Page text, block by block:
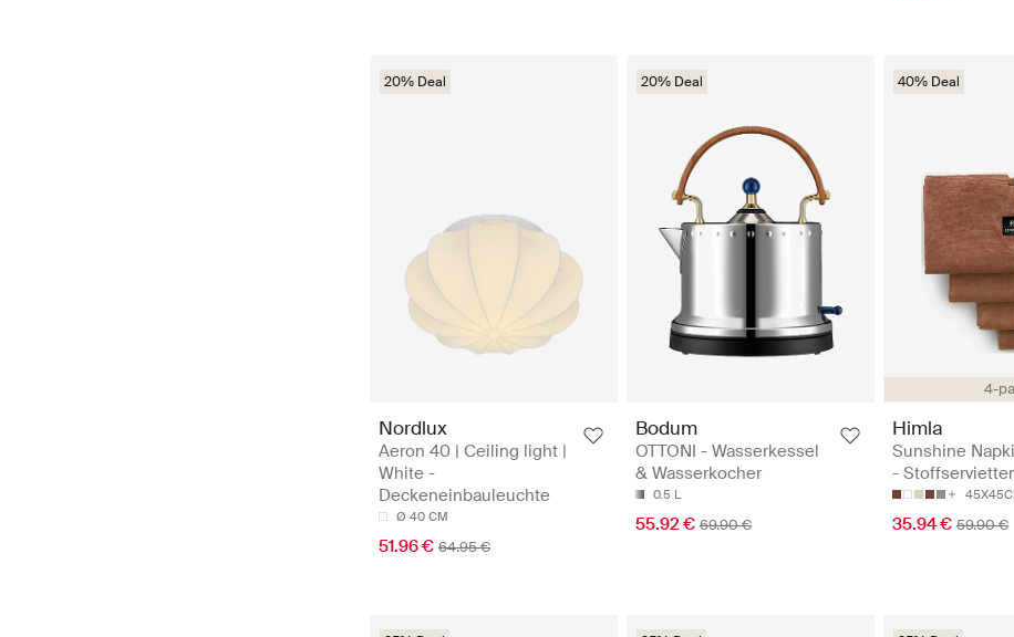
20% Deal
Nordlux
Aeron 40 | Ceiling light |
White -
Deckeneinbauleuchte
Ø 40 CM
51.96 € 64.95 €
20% Deal
Bodum
OTTONI - Wasserkessel
& Wasserkocher
0.5 L
55.92 € 69.90 €
4-
40% Deal
Himla
Sunshine
-
35.94 € 59.90 €